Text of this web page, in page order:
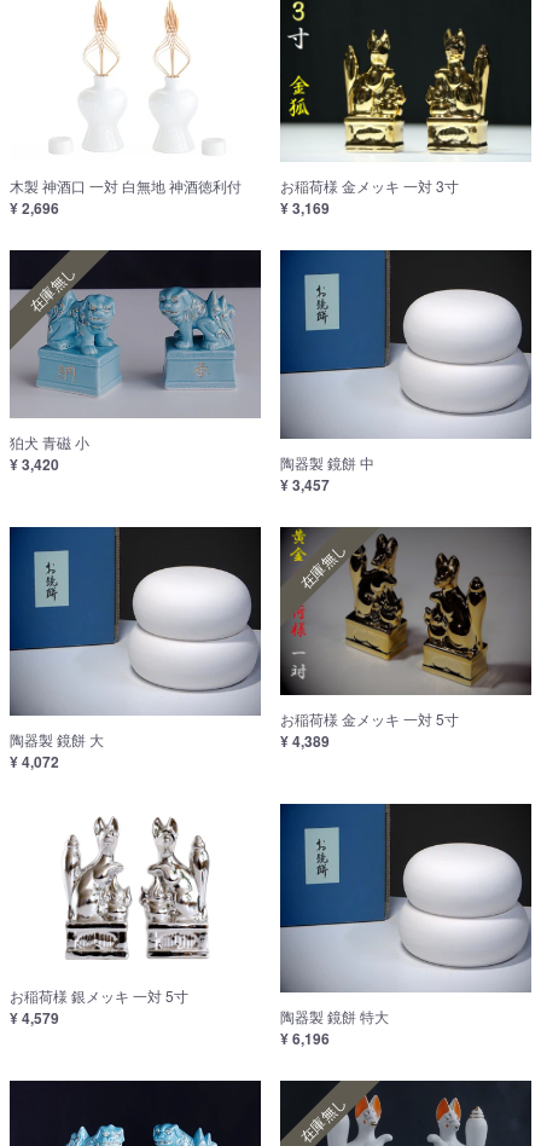
木製 神酒口 一対 白無地 神酒徳利付
¥ 2,696
お稲荷様 金メッキ 一対 3寸
¥ 3,169
在庫無し
狛犬 青磁 小
¥ 3,420 陶器製 鏡餅 中
¥ 3,457
陶器製 鏡餅 大
¥ 4,072
在庫無し
お稲荷様 金メッキ 一対 5寸
¥ 4,389
お稲荷様 銀メッキ 一対 5寸
¥ 4,579 陶器製 鏡餅 特大
¥ 6,196
在庫無し